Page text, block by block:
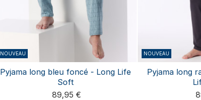
NOUVEAU
Pyjama long bleu foncé - Long Life
Soft
89,95 €
NOUVEAU
Pyjama long